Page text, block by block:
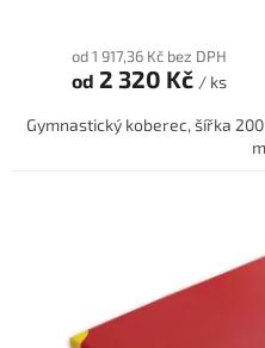
od 1 917,36 Kč bez DPH
od 2 320 Kč / ks
Gymnastický koberec, šířka